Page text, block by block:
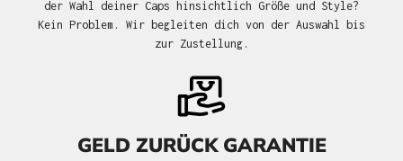
der Wahl deiner Caps hinsichtlich Größe und Style?
Kein Problem. Wir begleiten dich von der Auswahl bis
zur Zustellung.
GELD ZURÜCK GARANTIE